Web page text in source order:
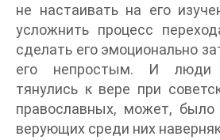
не настаивать на его
усложнить процесс
сделать его эмоционально
его непростым. И люди
тянулись к вере при
православных, может,
верующих среди них